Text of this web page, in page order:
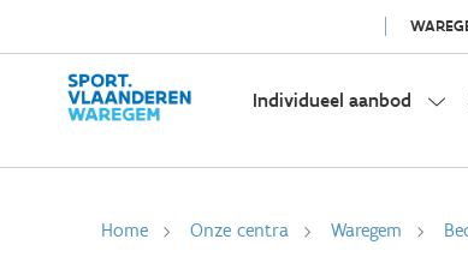
Individueel aanbod
Home Onze centra Waregem